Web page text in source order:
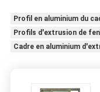
Profil en aluminium du
Profils d'extrusion de
Cadre en aluminium